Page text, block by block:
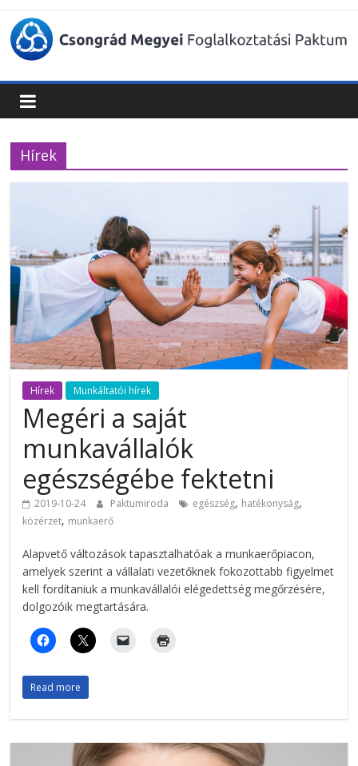
Csongrád
Megyei
Foglalkoztatási
Paktum
Hírek
Hírek Munkáltatói hírek
Megéri a saját
munkavállalók
egészségébe fektetni
2019-10-24 Paktumiroda egészség, hatékonyság,
közérzet, munkaerő
Alapvető változások tapasztalhatóak a munkaerőpiacon,
amelyek szerint a vállalati vezetőknek fokozottabb figyelmet
kell fordítaniuk a munkavállalói elégedettség megőrzésére,
dolgozóik megtartására.
Read more